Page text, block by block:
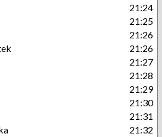
21:24
21:25
21:26
21:26
21:27
21:28
21:29
21:30
21:31
21:32